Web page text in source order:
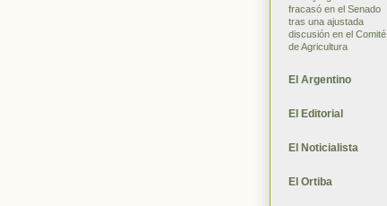
fracasó en el Senado
tras una ajustada
discusión en el Comité
de Agricultura
El Argentino
El Editorial
El Noticialista
El Ortiba